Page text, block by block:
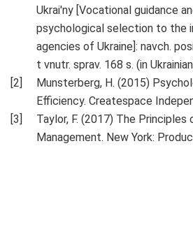
Ukrai'ny [Vocational guidance
psychological selection to the
agencies of Ukraine]: navch.
t vnutr. sprav. 168 s. (in
Munsterberg, H. (2015)
Efficiency. Createspace
Taylor, F. (2017) The
Management. New York: